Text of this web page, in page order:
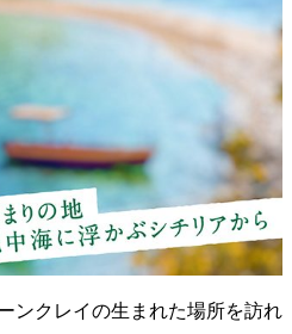
ンクレイの生まれた場所を訪れ